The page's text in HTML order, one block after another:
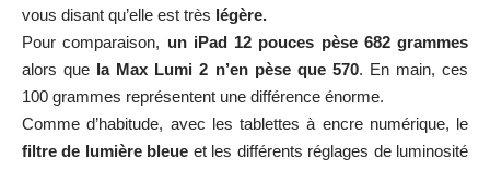
vous disant qu’elle est très légère.
Pour comparaison, un iPad 12 pouces pèse 682 grammes
alors que la Max Lumi 2 n’en pèse que 570. En main, ces
100 grammes représentent une différence énorme.
Comme d’habitude, avec les tablettes à encre numérique, le
filtre de lumière bleue et les différents réglages de luminosité